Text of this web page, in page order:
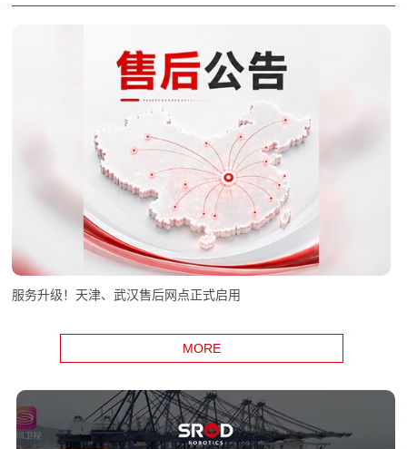
服务升级！天津、武汉售后网点正式启用
MORE